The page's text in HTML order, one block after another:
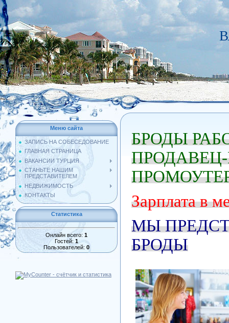
Меню сайта
ЗАПИСЬ НА СОБЕСЕДОВАНИЕ
ГЛАВНАЯ СТРАНИЦА
ВАКАНСИИ ТУРЦИЯ
СТАНЬТЕ НАШИМ
ПРЕДСТАВИТЕЛЕМ
НЕДВИЖИМОСТЬ
КОНТАКТЫ
Статистика
Онлайн всего: 1
Гостей: 1
Пользователей: 0
БРОДЫ
Зарплата в
МЫ
БРОДЫ